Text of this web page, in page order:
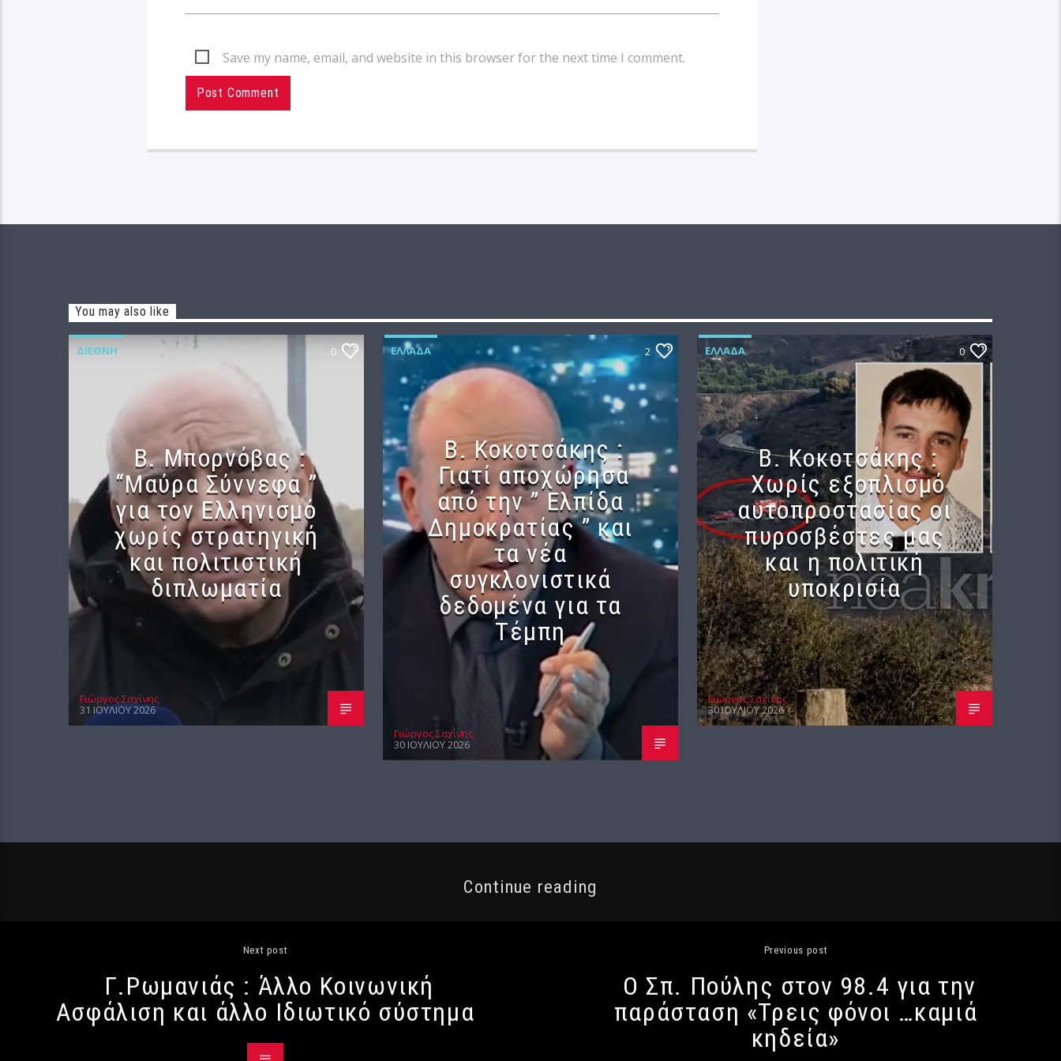
Save my name, email, and website in this browser for the next time I comment.
You may also like
ΔΙΕΘΝΉ 0
B. Μπορνόβας :
“Μαύρα Σύννεφα ”
για τον Ελληνισμό
χωρίς στρατηγική
και πολιτιστική
διπλωματία
Γιώργος Σαχίνης
31 ΙΟΥΛΊΟΥ 2026
ΕΛΛΆΔΑ 2
Β. Κοκοτσάκης :
Γιατί αποχώρησα
από την ” Ελπίδα
Δημοκρατίας ” και
τα νέα
συγκλονιστικά
δεδομένα για τα
Τέμπη
Γιώργος Σαχίνης
30 ΙΟΥΛΊΟΥ 2026
ΕΛΛΆΔΑ 0
Β. Κοκοτσάκης :
Χωρίς εξοπλισμό
αυτοπροστασίας οι
πυροσβέστες μας
και η πολιτική
υποκρισία
Γιώργος Σαχίνης
30 ΙΟΥΛΊΟΥ 2026
Continue reading
Next post
Γ.Ρωμανιάς : Άλλο Κοινωνική
Ασφάλιση και άλλο Ιδιωτικό σύστημα
Previous post
Ο Σπ. Πούλης στον 98.4 για την
παράσταση «Τρεις φόνοι …καμιά
κηδεία»